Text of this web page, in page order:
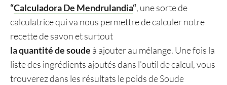
“Calculadora De Mendrulandia“, une sorte de
calculatrice qui va nous permettre de calculer notre
recette de savon et surtout
la quantité de soude à ajouter au mélange. Une fois la
liste des ingrédients ajoutés dans l’outil de calcul, vous
trouverez dans les résultats le poids de Soude